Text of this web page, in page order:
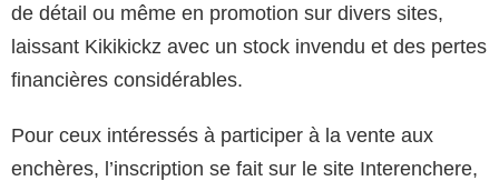
de détail ou même en promotion sur divers sites,
laissant Kikikickz avec un stock invendu et des pertes
financières considérables.
Pour ceux intéressés à participer à la vente aux
enchères, l’inscription se fait sur le site Interenchere,